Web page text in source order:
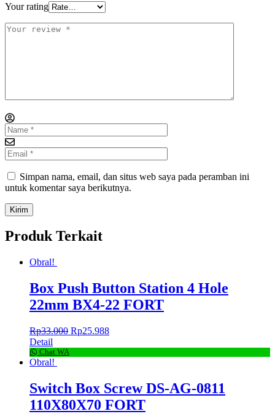
Your rating
Simpan nama, email, dan situs web saya pada peramban ini
untuk komentar saya berikutnya.
Produk Terkait
Obral!
Box Push Button Station 4 Hole
22mm BX4-22 FORT
Rp33.000 Rp25.988
Detail
Chat WA
Obral!
Switch Box Screw DS-AG-0811
110X80X70 FORT